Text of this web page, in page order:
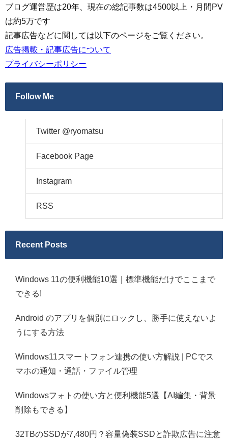
ブログ運営歴は20年、現在の総記事数は4500以上・月間PV
は約5万です
記事広告などに関しては以下のページをご覧ください。
広告掲載・記事広告について
プライバシーポリシー
Follow Me
Twitter @ryomatsu
Facebook Page
Instagram
RSS
Recent Posts
Windows 11の便利機能10選｜標準機能だけでここまで
できる!
Android のアプリを個別にロックし、勝手に使えないよ
うにする方法
Windows11スマートフォン連携の使い方解説 | PCでス
マホの通知・通話・ファイル管理
Windowsフォトの使い方と便利機能5選【AI編集・背景
削除もできる】
32TBのSSDが7,480円？容量偽装SSDと詐欺広告に注意